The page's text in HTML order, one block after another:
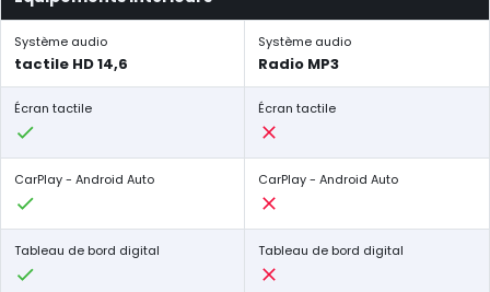
Système audio
tactile HD 14,6
Système audio
Radio MP3
Écran tactile Écran tactile
CarPlay - Android Auto CarPlay - Android Auto
Tableau de bord digital Tableau de bord digital